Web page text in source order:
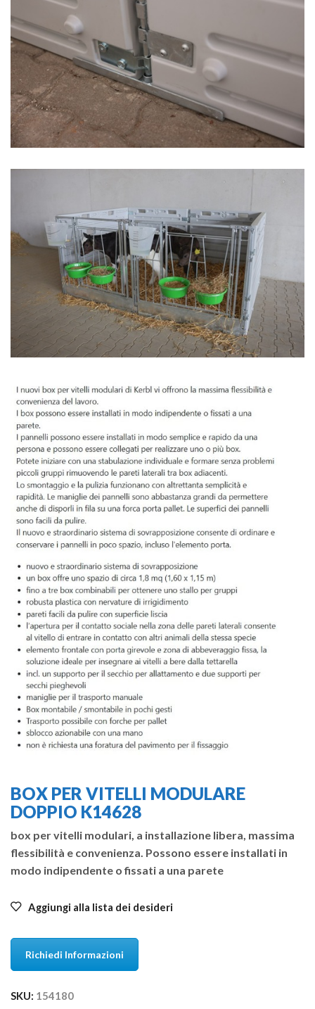
BOX PER VITELLI MODULARE
DOPPIO K14628
box per vitelli modulari, a installazione libera, massima
flessibilità e convenienza. Possono essere installati in
modo indipendente o fissati a una parete
Aggiungi alla lista dei desideri
Richiedi Informazioni
SKU: 154180